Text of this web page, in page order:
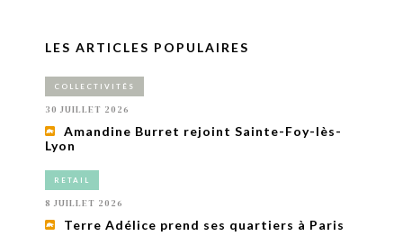
LES ARTICLES POPULAIRES
COLLECTIVITÉS
30 JUILLET 2026
Amandine Burret rejoint Sainte-Foy-lès-
Lyon
RETAIL
8 JUILLET 2026
Terre Adélice prend ses quartiers à Paris